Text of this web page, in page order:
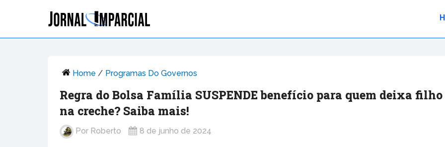
Home / Programas Do Governos
Regra do Bolsa Família SUSPENDE benefício para quem deixa filho
na creche? Saiba mais!
Por Roberto 8 de junho de 2024